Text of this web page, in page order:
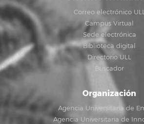
Correo electrónico
Campus Virtual
Sede electrónica
Biblioteca digital
Directorio ULL
Buscador
Organización
Agencia Universitaria de
Agencia Universitaria de